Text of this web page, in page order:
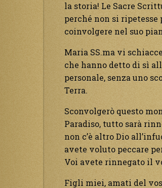
la storia! Le Sacre
perché non si
coinvolgere nel suo
Maria SS.ma vi
che hanno detto di sì
personale, senza uno
Terra.
Sconvolgerò questo
Paradiso, tutto sarà
non c’è altro Dio
avete voluto peccare
Voi avete rinnegato il
Figli miei, amati del